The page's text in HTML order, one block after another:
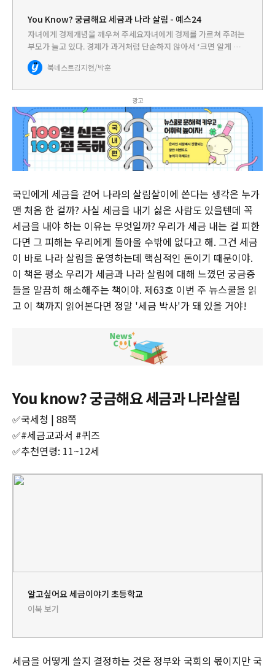
You Know? 궁금해요 세금과 나라 살림 - 예스24
자녀에게 경제개념을 깨우쳐 주세요자녀에게 경제를 가르쳐 주려는
부모가 늘고 있다. 경제가 과거처럼 단순하지 않아서 ‘크면 알게 되
겠지’ 할 수만은 없는 시대인 것이다. 학교에서도 경제 관련 교육을
강화하고 있다. 그러나 경제지식을 아이들 수준에 맞춰 가르치기…
북네스트김지현/박훈
광고
국민에게 세금을 걷어 나라의 살림살이에 쓴다는 생각은 누가
맨 처음 한 걸까? 사실 세금을 내기 싫은 사람도 있을텐데 꼭
세금을 내야 하는 이유는 무엇일까? 우리가 세금 내는 걸 피한
다면 그 피해는 우리에게 돌아올 수밖에 없다고 해. 그건 세금
이 바로 나라 살림을 운영하는데 핵심적인 돈이기 때문이야.
이 책은 평소 우리가 세금과 나라 살림에 대해 느꼈던 궁금증
들을 말끔히 해소해주는 책이야. 제63호 이번 주 뉴스쿨을 읽
고 이 책까지 읽어본다면 정말 '세금 박사'가 돼 있을 거야!
You know? 궁금해요 세금과 나라살림
✅국세청 | 88쪽
✅#세금교과서 #퀴즈
✅추천연령: 11~12세
알고싶어요 세금이야기 초등학교
이북 보기
세금을 어떻게 쓸지 결정하는 것은 정부와 국회의 몫이지만 국